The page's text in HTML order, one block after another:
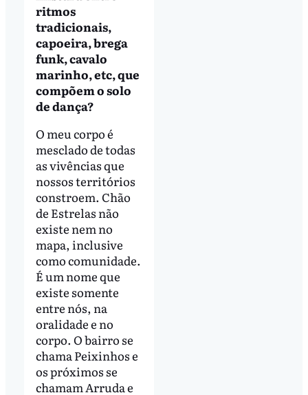
ritmos
tradicionais,
capoeira, brega
funk, cavalo
marinho, etc, que
compõem o solo
de dança?
O meu corpo é
mesclado de todas
as vivências que
nossos territórios
constroem. Chão
de Estrelas não
existe nem no
mapa, inclusive
como comunidade.
É um nome que
existe somente
entre nós, na
oralidade e no
corpo. O bairro se
chama Peixinhos e
os próximos se
chamam Arruda e